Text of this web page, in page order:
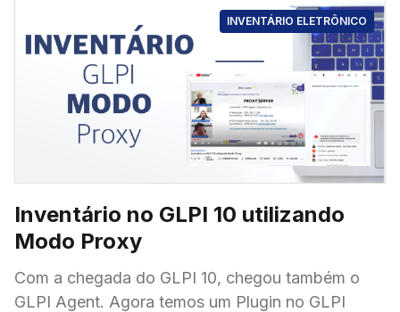
INVENTÁRIO ELETRÔNICO
Inventário no GLPI 10 utilizando
Modo Proxy
Com a chegada do GLPI 10, chegou também o
GLPI Agent. Agora temos um Plugin no GLPI